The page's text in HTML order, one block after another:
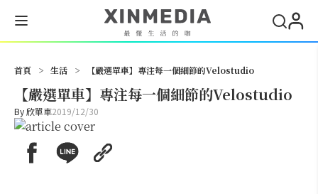
首頁 > 生活 > 【嚴選單車】專注每一個細節的Velostudio
【嚴選單車】專注每一個細節的Velostudio
By欣單車2019/12/30